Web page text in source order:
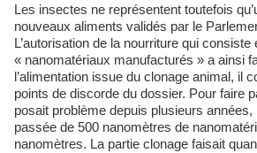
Les insectes ne représentent toutefois qu’un seul des 7
nouveaux aliments validés par le
L’autorisation de la nourriture qui consiste
« nanomatériaux manufacturés » a ainsi
l’alimentation issue du clonage animal, il
points de discorde du dossier. Pour faire
posait problème depuis plusieurs
passée de 500 nanomètres de
nanomètres. La partie clonage faisait